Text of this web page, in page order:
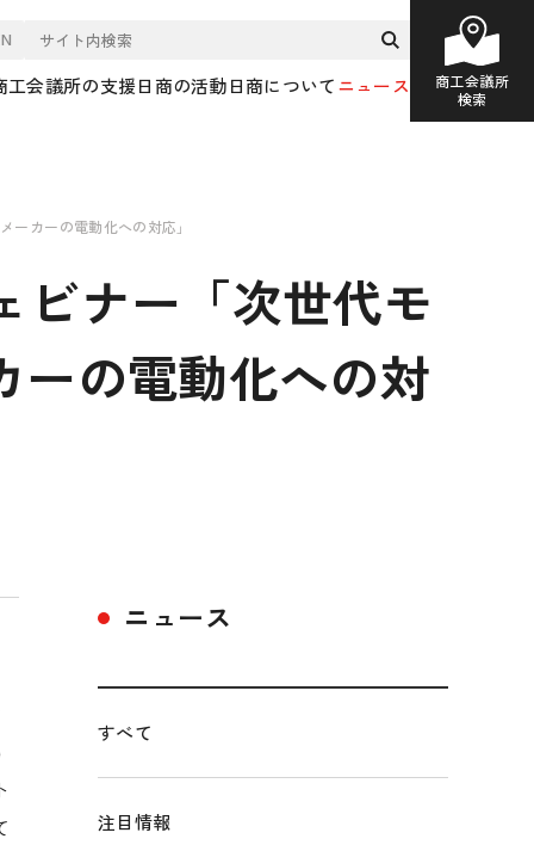
工会議所の支援日商の活動日商についてニュース
商工会議所
検索
カーの電動化への対応」
ナー「次世代モ
ーの電動化への対
ニュース
すべて
注目情報